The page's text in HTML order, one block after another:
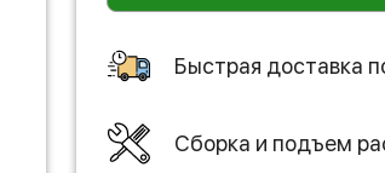
Быстрая доставка
Сборка и подъем